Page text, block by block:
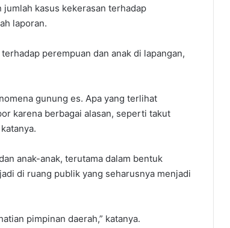
kasus kekerasan terhadap
laporan.
perempuan dan anak di lapangan,
gunung es. Apa yang terlihat
karena berbagai alasan, seperti takut
anak-anak, terutama dalam bentuk
di ruang publik yang seharusnya menjadi
pimpinan daerah,” katanya.